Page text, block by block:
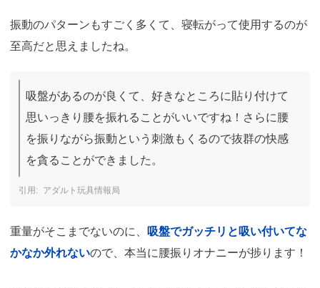
振動のパターンもすごく多くて、寝転がって使用するのが
至高だと思えましたね。
吸盤があるのが良くて、好きなところに貼り付けて
思いっきり腰を振れることがいいですね！さらに腰
を振りながら振動という刺激もくるので抜群の快感
を貪ることができました。
アダルト玩具情報局
重量がそこまでないのに、
吸盤でガッチリと吸い付いてな
かなか外れないので、本当に腰振りオナニーが捗ります！